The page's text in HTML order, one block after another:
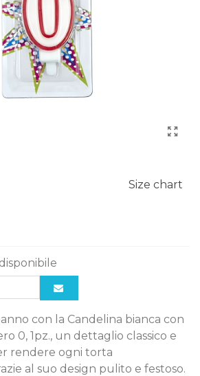
Size chart
con la Candelina bianca con
0, 1pz., un dettaglio classico e
rendere ogni torta
al suo design pulito e festoso.